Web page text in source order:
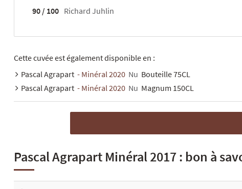
90 / 100 Richard Juhlin
Cette cuvée est également disponible en :
Pascal Agrapart - Minéral 2020 Nu Bouteille 75CL
Pascal Agrapart - Minéral 2020 Nu Magnum 150CL
Pascal Agrapart Minéral 2017 : bon à